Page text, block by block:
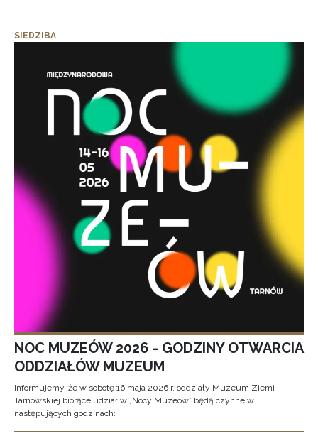
SIEDZIBA
NOC MUZEÓW 2026 - GODZINY OTWARCIA
ODDZIAŁÓW MUZEUM
Informujemy, że w sobotę 16 maja 2026 r. oddziały Muzeum Ziemi
Tarnowskiej biorące udział w „Nocy Muzeów” będą czynne w
następujących godzinach: